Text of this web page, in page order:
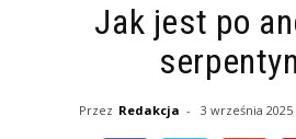
Jak jest po
Przez Redakcja - 3 września 2025